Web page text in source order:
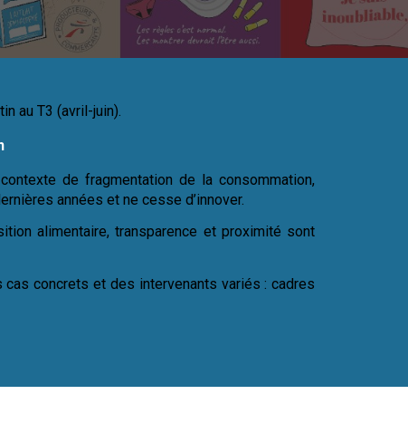
au T3 (avril-juin).
de fragmentation de la consommation,
années et ne cesse d’innover.
alimentaire, transparence et proximité sont
concrets et des intervenants variés : cadres